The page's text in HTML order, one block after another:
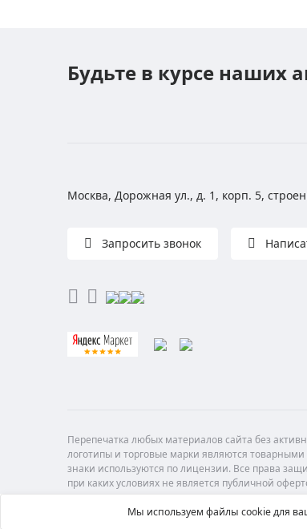
Будьте в курсе наших
Москва, Дорожная ул., д. 1, корп. 5,
Запросить звонок
Перепечатка любых материалов сайта без
логотипы и торговые марки являются
знаки используются по лицензии. Все права
при каких условиях не является публичной
Мы используем файлы cookie для